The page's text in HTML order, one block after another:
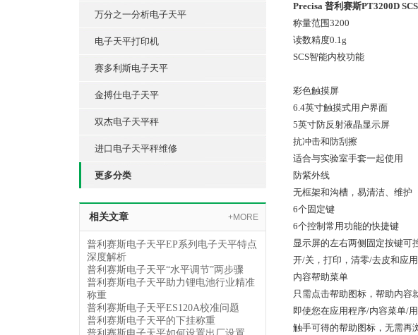
万分之一分析电子天平
电子天平打印机
赛多利斯电子天平
金搏仕电子天平
双杰电子天平秤
进口电子天平秤维修
更多分类
相关文章 +MORE
普利赛斯电子天平EP系列电子天平特点
深度解析
普利赛斯电子天平“水平调节”两步骤
普利赛斯电子天平助力锂电池行业精准
称重
普利赛斯电子天平ES120A校准问题
普利赛斯电子天平的下挂称重
Precisa 普利赛斯PT3200D
称量范围3200
读数精度0.1g
SCS智能内校功能
彩色触摸屏
6.4英寸触摸式用户界面
5英寸防反射液晶显示屏
抗冲击和防刮擦
适合与实验室手套一起使用
防紫外线
无框架和沟槽，易清洁、维护
6个固定键
6个控制常用功能的快捷键
显示屏的左右两侧固定按键可
开/关，打印，清零/去皮和应
内容帮助菜单
只需点击帮助图标，帮助内容
即使您在应用程序/内容菜单/
触手可得的帮助图标，无需再